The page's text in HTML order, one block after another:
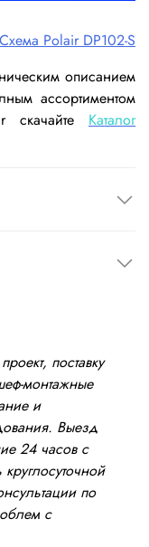
Схема Polair DP102-S
описанием
ассортиментом
скачайте Каталог
поставку
монтажные
и
Выезд
24 часов с
по
с